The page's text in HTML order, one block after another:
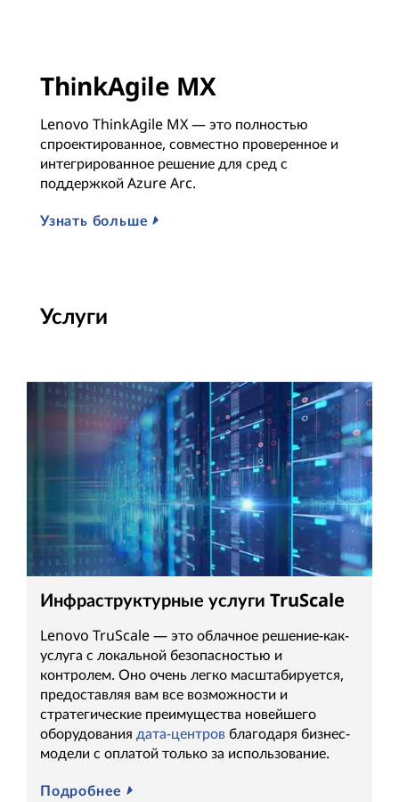
ThinkAgile MX
Lenovo ThinkAgile MX — это полностью
спроектированное, совместно проверенное и
интегрированное решение для сред с
поддержкой Azure Arc.
Узнать больше
Услуги
Инфраструктурные услуги TruScale
Lenovo TruScale — это облачное решение-как-
услуга с локальной безопасностью и
контролем. Оно очень легко масштабируется,
предоставляя вам все возможности и
стратегические преимущества новейшего
оборудования дата-центров благодаря бизнес-
модели с оплатой только за использование.
Подробнее